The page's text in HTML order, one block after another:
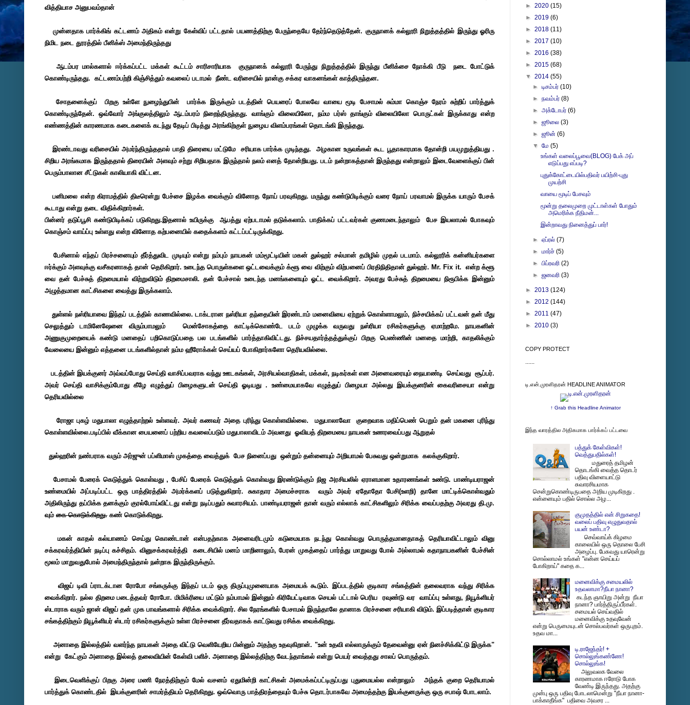
வித்தியாச அனுபவம்தான்
முன்னதாக பார்க்கிங் கட்டணம் அதிகம் என்று கேள்விப் பட்டதால் பயணத்திற்கு பேருந்தையே தேர்ந்தெடுத்தேன். குருநானக் கல்லூரி நிறுத்தத்தில் இருந்து ஓரிரு
நிமிட நடை தூரத்தில் பீனிக்ஸ் அமைந்திருந்தது
ஆடம்பர மால்களால் ஈர்க்கப்பட்ட மக்கள் கூட்டம் சாரிசாரியாக குருநானக் கல்லூரிபேருந்து நிறுத்தத்தில் இருந்து பீனிக்சை நோக்கி பீடு நடை போட்டுக்
கொண்டிருந்தது. கட்டணம்பற்றி கிஞ்சித்தும் கவலைப் படாமல் நீண்ட வரிசையில் நான்கு சக்கர வாகனங்கள் காத்திருந்தன.
சோதனைக்குப் பிறகு உள்ளே நுழைந்துபின் பார்க்க இருக்கும் படத்தின் பெயரைப் போலவே வாயை மூடி பேசாமல் சும்மா கொஞ்ச நேரம் சுற்றிப் பார்த்துக்
கொண்டிருந்தேன். ஒவ்வோர் அங்குலத்திலும் ஆடம்பரம் நிறைந்திருந்தது. வாங்கும் விலையிலோ, நம்ம பர்ஸ் தாங்கும் விலையிலோ பொருட்கள் இருக்காது என்ற
எண்ணத்தின் காரணமாக கடைகளைக் கடந்து தேடிப் பிடித்து அரங்கிற்குள் நுழைய விளம்பரங்கள் தொடங்கி இருந்தது.
இரண்டாவது வரிசையில் அமர்ந்திருந்ததால் பாதி திரையை மட்டுமே சரியாக பார்க்க முடிந்தது. அழகான உருவங்கள் கூட பூதாகாரமாக தோன்றி பயமுறுத்தியது .
சிறிய அரங்கமாக இருந்ததால் திரையின் அளவும் சற்று சிறியதாக இருந்தால் நலம் எனத் தோன்றியது. படம் நன்றாகத்தான் இருந்தது என்றாலும் இடைவேளைக்குப் பின்
பெரும்பாலான சீட்டுகள் காலியாகி விட்டன.
பனிமலை என்ற கிராமத்தில் திடீரென்று பேச்சை இழக்க வைக்கும் வினோத நோய் பரவுகிறது. மருந்து கண்டுபிடிக்கும் வரை நோய் பரவாமல் இருக்க யாரும் பேசக்
கூடாது என்று தடை விதிக்கிறார்கள்.
பின்னர் தடுப்பூசி கண்டுபிடிக்கப் படுகிறது.இதனால் உயிருக்கு ஆபத்து ஏற்படாமல் தடுக்கலாம். பாதிக்கப் பட்டவர்கள் குணமடைந்தாலும் பேச இயலாமல் போகவும்
கொஞ்சம் வாய்ப்பு உள்ளது என்ற வினோத கற்பனையில் கதைக்களம் கட்டப்பட்டிருக்கிறது.
பேசினால் எந்தப் பிரச்சனையும் தீர்த்துவிட முடியும் என்று நம்பும் நாயகன் மம்மூட்டியின் மகன் துல்ஹர் சல்மான் தமிழில் முதல் படமாம். கல்லூரிக் கன்னியர்களை
ஈர்க்கும் அளவுக்கு வசீகரனாகத் தான் தெரிகிறார். உடைந்த பொருள்களை ஒட்டவைக்கும் க்ளூ வை விற்கும் விற்பனைப் பிரதிநிதிதான் துல்ஹர். Mr. Fix it. என்ற க்ளூ
வை தன் பேச்சுத் திறமையால் விற்றுவிடும் திறமைசாலி. தன் பேச்சால் உடைந்த மனங்களையும் ஓட்ட வைக்கிறார். அவரது பேச்சுத் திறமையை நிரூபிக்க இன்னும்
அழுத்தமான காட்சிகளை வைத்து இருக்கலாம்.
துள்ளல் நஸ்ரியாவை இந்தப் படத்தில் காணவில்லை. டாக்டரான நஸ்ரியா தந்தையின் இரண்டாம் மனைவியை ஏற்றுக் கொள்ளாமலும், நிச்சயிக்கப் பட்டவன் தன் மீது
செலுத்தும் டாமினேஷேனை விரும்பாமலும் மென்சோகத்தை காட்டிக்கொண்டே படம் முழுக்க வருவது நஸ்ரியா ரசிகர்களுக்கு ஏமாற்றமே. நாயகனின்
அணுகுமுறையைக் கண்டு மனதைப் பறிகொடுப்பதை பல படங்களில் பார்த்தாகிவிட்டது. நிச்சயதார்த்தத்துக்குப் பிறகு பெண்ணின் மனதை மாற்றி, காதலிக்கும்
வேலையை இன்னும் எத்தனை படங்களில்தான் நம்ம ஹீரோக்கள் செய்யப் போகிறார்களோ தெரியவில்லை.
படத்தின் இயக்குனர் அவ்வப்போது செய்தி வாசிப்பவராக வந்து ஊடகங்கள், அரசியல்வாதிகள், மக்கள், நடிகர்கள் என அனைவரையும் நையாண்டி செய்வது சூப்பர்.
அவர் செய்தி வாசிக்கும்போது கீழே எழுத்துப் பிழைகளுடன் செய்தி ஓடியது . உண்மையாகவே எழுத்துப் பிழையா அல்லது இயக்குனரின் கைவரிசையா என்று
தெரியவில்லை
ரோஜா புகழ் மதுபாலா எழுத்தாற்றல் உள்ளவர். அவர் கணவர் அதை புரிந்து கொள்ளவில்லை. மதுபாலாவோ குறைவாக மதிப்பெண் பெறும் தன் மகனை புரிந்து
கொள்ளவில்லை.படிப்பில் வீக்கான பையனைப் பற்றிய கவலைப்படும் மதுபாலாவிடம் அவனது ஓவியத் திறமையை நாயகன் உணரவைப்பது ஆறுதல்
துல்ஹரின் நண்பராக வரும் அர்ஜுன் பப்ளிமாஸ் முகத்தை வைத்துக் பேச நினைப்பது ஒன்றும் தன்னையும் அறியாமல் பேசுவது ஒன்றுமாக கலக்குகிறார்.
பேசாமல் பேரைக் கெடுத்துக் கொள்வது , பேசிப் பேரைக் கெடுத்துக் கொள்வது இரண்டுக்கும் நிஜ அரசியலில் ஏராளமான உதாரணங்கள் உண்டு. பாண்டியராஜன்
உண்மையில் அப்படிப்பட்ட ஒரு பாத்திரத்தில் அமர்க்களப் படுத்துகிறார். சுகாதார அமைச்சராக வரும் அவர் ஏதோதோ பேசி(உளறி) தானே மாட்டிக்கொள்வதும்
அதிலிருந்து தப்பிக்க தனக்கும் குரல்போய்விட்டது என்று நடிப்பதும் சுவாரசியம். பாண்டியராஜன் தான் வரும் எல்லாக் காட்சிகளிலும் சிரிக்க வைப்பதற்கு அவரது தி.மு.
வும் கை கொடுக்கிறது. கண் கொடுக்கிறது.
மகன் காதல் கல்யாணம் செய்து கொண்டான் என்பதற்காக அனைவரிடமும் கடுமையாக நடந்து கொள்வது பொருத்தமானதாகத் தெரியாவிட்டாலும் வினு
சக்கரவர்த்தியின் நடிப்பு கச்சிதம். வினுசக்கரவர்த்தி கடைசியில் மனம் மாறினாலும், பேரன் முகத்தைப் பார்த்து மாறுவது போல் அல்லாமல் கதாநாயகனின் பேச்சின்
மூலம் மாறுவதுபோல் அமைந்திருந்தால் நன்றாக இருந்திருக்கும்.
விஜய் டிவி ப்ராடக்டான ரோபோ சங்கருக்கு இந்தப் படம் ஒரு திருப்புமுனையாக அமையக் கூடும். இப்படத்தில் குடிகார சங்கத்தின் தலைவராக வந்து சிரிக்க
வைக்கிறார். நல்ல திறமை படைத்தவர் ரோபோ. மிமிக்ரியை மட்டும் நம்பாமல் இன்னும் கிரியேட்டிவாக செயல் பட்டால் பெரிய ரவுண்டு வர வாய்ப்பு உள்ளது, நியூக்ளியர்
ஸ்டாராக வரும் ஜான் விஜய் தன் முக பாவங்களால் சிரிக்க வைக்கிறார். சில நேரங்களில் பேசாமல் இருந்தாலே தானாக பிரச்சனை சரியாகி விடும். இப்படித்தான் குடிகார
சங்கத்திற்கும் நியூக்ளியர் ஸ்டார் ரசிகர்களுக்கும் உள்ள பிரச்சனை தீர்வதாகக் காட்டுவது ரசிக்க வைக்கிறது.
அனாதை இல்லத்தில் வளர்ந்த நாயகன் அதை விட்டு வெளியேறிய பின்னும் அதற்கு உதவுகிறான். "உன் உதவி எல்லாருக்கும் தேவைன்னு ஏன் நினச்சிக்கிட்டு இருக்க"
என்று கேட்கும் அனாதை இல்லத் தலைவியின் கேள்வி பளிச். அனாதை இல்லத்திற்கு வேடந்தாங்கல் என்று பெயர் வைத்தது சாலப் பொருத்தம்.
இடைவெளிக்குப் பிறகு அரை மணி நேரத்திற்கும் மேல் வசனம் ஏதுமின்றி காட்சிகள் அமைக்கப்பட்டிருப்பது புதுமையல்ல என்றாலும் அந்தக் குறை தெரியாமல்
பார்த்துக் கொண்டதில் இயக்குனரின் சாமர்த்தியம் தெரிகிறது. ஒவ்வொரு பாத்திரத்தையும் பேச்சு தொடர்பாகவே அமைத்தற்கு இயக்குனருக்கு ஒரு சபாஷ் போடலாம்.
► 2020 (15)
► 2019 (6)
► 2018 (11)
► 2017 (10)
► 2016 (38)
► 2015 (68)
▼ 2014 (55)
►டிசம்பர்(10)
►நவம்பர்(8)
►அக்டோபர்(6)
►ஜூலை(3)
►ஜூன்(6)
▼மே(5)
உங்கள் வலைப்பூவை(BLOG) பேக் அப்
எடுப்பது எப்படி?
புதுக்கோட்டையில்பதிவர் பயிற்சி-புது
முயற்சி
வாயை மூடிப் பேசவும்
மூன்று தலைமுறை முட்டாள்கள் போதும்
அமெரிக்க நீதிமன்...
இன்றாவது நினைத்துப் பார்!
►ஏப்ரல்(7)
►மார்ச்(5)
►பிப்ரவரி(2)
►ஜனவரி(3)
► 2013 (124)
► 2012 (144)
► 2011 (47)
► 2010 (3)
COPY PROTECT
......
டி.என்.முரளிதரன் HEADLINE ANIMATOR
↑ Grab this Headline Animator
இந்த வாரத்தில அதிகமாக பார்க்கப் பட்டவை
பத்துக் கேள்விகள்!
வெத்துபதில்கள்!
மதுரைத் தமிழன்
தொடங்கி வைத்த தொடர்
பதிவு விளையாட்டு
சுவாரசியமாக
சென்றுகொண்டிருபதை அறிய முடிகிறது .
என்னையும் பதில் சொல்ல அழ...
குமுதத்தில் என் சிறுகதை!
வலைப் பதிவு எழுதுவதால்
பயன் உண்டா?
செவ்வாய்க் கிழமை
காலையில் ஒரு தொலை பேசி
அழைப்பு. பேசுவது யாரென்று
சொல்லாமல் உங்கள் "என்ன செய்யப்
போகிறாய்" கதை க...
மனைவிக்கு சமையலில்
உதவலாமா?நீயா நானா?
கடந்த ஞாயிறு அன்று நீயா
நானா? பார்த்திருப்பீர்கள்.
சமையல் செய்வதில்
மனைவிக்கு உதவுவேன்
என்று பெருமையுடன் சொல்பவர்கள் ஒருபுறம்.
உதவ மா...
டி.ராஜேந்தர்! +
சொல்லுங்கண்ணே!
சொல்லுங்க!
அலுவலக வேலை
காரணமாக ஈரோடு போக
வேண்டி இருந்தது. அதற்கு
முன்பு ஒரு பதிவு போடலாமென்று "நீயா நானா-
பாக்காதீங்க" பதிவை அவசர ...